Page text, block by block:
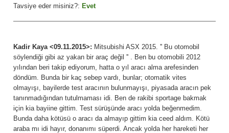
Tavsiye eder misiniz?: Evet
Kadir Kaya <09.11.2015>: Mitsubishi ASX 2015. '' Bu otomobil
söylendiği gibi az yakan bir araç değil '' . Ben bu otomobili 2012
yılından beri takip ediyorum, hatta o yıl aracı alma arefesinden
döndüm. Bunda bir kaç sebep vardı, bunlar; otomatik vites
olmayışı, bayilerde test aracının bulunmayışı, piyasada aracın pek
tanınmadığından tutulmaması idi. Ben de rakibi sportage bakmak
için kia bayiine gittim. Test sürüşünde aracı yolda beğenmedim.
Bunda daha kötüsü o aracı da almayıp gittim kia ceed aldım. Kötü
araba mı idi hayır, donanımı süperdi. Ancak yolda her hareketi her